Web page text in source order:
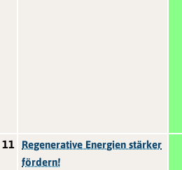
11
Regenerative Energien stärker
fördern!